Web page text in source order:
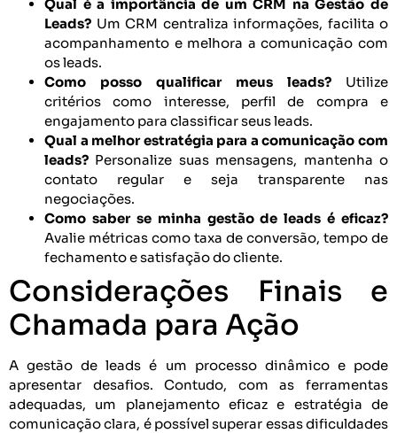
Qual é a importância de um CRM na Gestão de
Leads? Um CRM centraliza informações, facilita o
acompanhamento e melhora a comunicação com
os leads.
Como posso qualificar meus leads? Utilize
critérios como interesse, perfil de compra e
engajamento para classificar seus leads.
Qual a melhor estratégia para a comunicação com
leads? Personalize suas mensagens, mantenha o
contato regular e seja transparente nas
negociações.
Como saber se minha gestão de leads é eficaz?
Avalie métricas como taxa de conversão, tempo de
fechamento e satisfação do cliente.
Considerações Finais e
Chamada para Ação
A gestão de leads é um processo dinâmico e pode
apresentar desafios. Contudo, com as ferramentas
adequadas, um planejamento eficaz e estratégia de
comunicação clara, é possível superar essas dificuldades